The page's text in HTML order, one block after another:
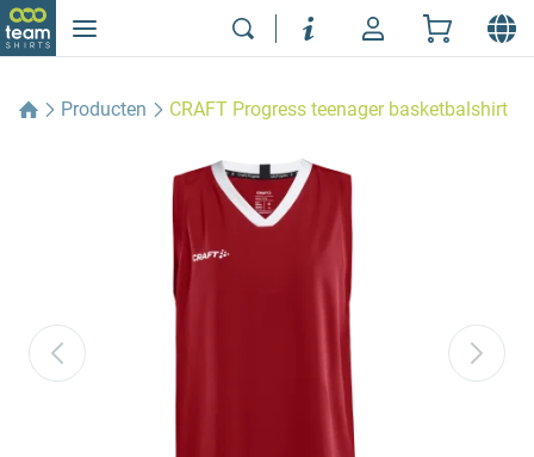
Producten CRAFT Progress teenager basketbalshirt